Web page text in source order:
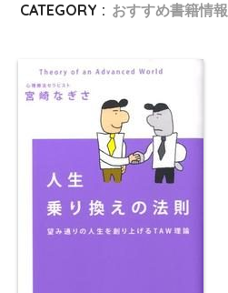
CATEGORY : おすすめ書籍情報